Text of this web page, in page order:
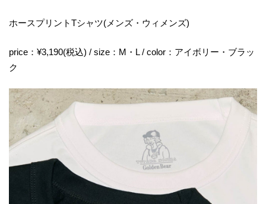
ホースプリントTシャツ(メンズ・ウィメンズ)
price：¥3,190(税込) / size：M・L / color：アイボリー・ブラッ
ク